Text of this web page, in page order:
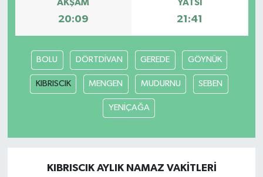
AKŞAM
20:09
YATSI
21:41
BOLU DÖRTDİVAN GEREDE GÖYNÜK
KIBRISCIK MENGEN MUDURNU SEBEN
YENİÇAĞA
KIBRISCIK AYLIK NAMAZ VAKITLERI